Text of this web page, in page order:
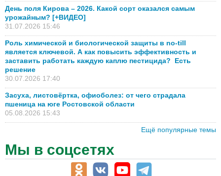
День поля Кирова – 2026. Какой сорт оказался самым
урожайным? [+ВИДЕО]
31.07.2026 15:46
Роль химической и биологической защиты в no-till
является ключевой. А как повысить эффективность и
заставить работать каждую каплю пестицида? Есть
решение
30.07.2026 17:40
Засуха, листовёртка, офиоболез: от чего страдала
пшеница на юге Ростовской области
05.08.2026 15:43
Ещё популярные темы
Мы в соцсетях